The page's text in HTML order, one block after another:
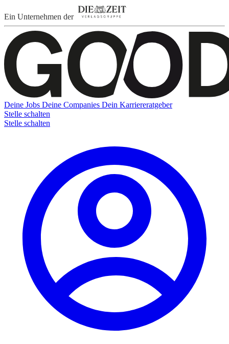
Ein Unternehmen der
Deine Jobs Deine Companies Dein Karriereratgeber
Stelle schalten
Stelle schalten